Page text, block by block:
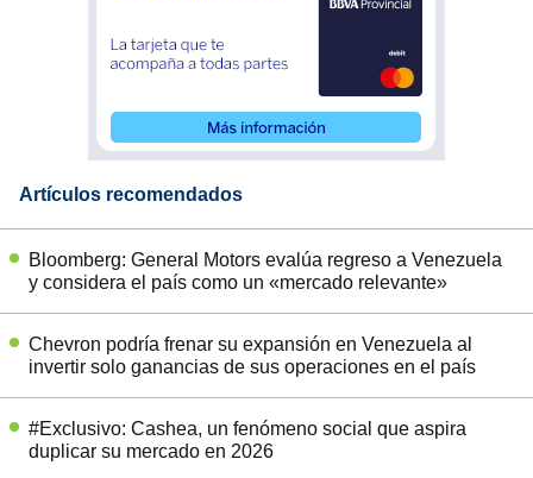
Artículos recomendados
Bloomberg: General Motors evalúa regreso a Venezuela
y considera el país como un «mercado relevante»
Chevron podría frenar su expansión en Venezuela al
invertir solo ganancias de sus operaciones en el país
#Exclusivo: Cashea, un fenómeno social que aspira
duplicar su mercado en 2026